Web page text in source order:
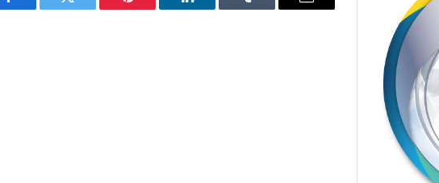
Facebook Twitter Pinterest LinkedIn Tumblr
E-